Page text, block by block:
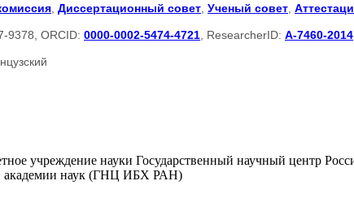
Диссертационный совет Ученый совет
9378, ORCID: 0000-0002-5474-4721 , ResearcherID: A-7460-2014
учреждение науки Государственный научный центр
наук (ГНЦ ИБХ РАН)